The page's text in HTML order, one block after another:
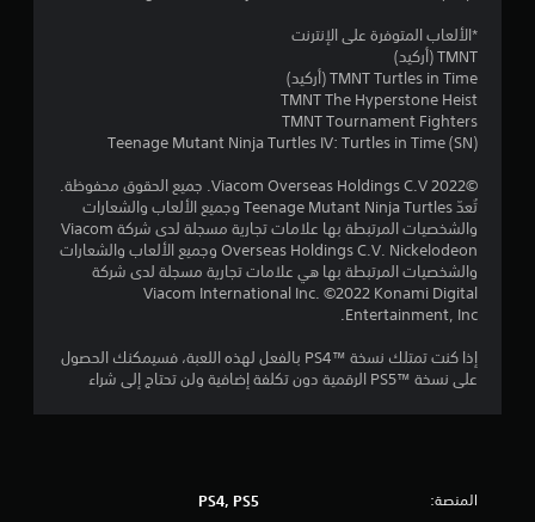
7
م
ن
ل
ت
*الألعاب المتوفرة على الإنترنت
TMNT (أركيد)
TMNT Turtles in Time (أركيد)
TMNT The Hyperstone Heist
TMNT Tournament Fighters
Teenage Mutant Ninja Turtles IV: Turtles in Time (SN)
©2022 Viacom Overseas Holdings C.V. جميع الحقوق محفوظة.
تُعدّ Teenage Mutant Ninja Turtles وجميع الألعاب والشعارات
والشخصيات المرتبطة بها علامات تجارية مسجلة لدى شركة Viacom
Overseas Holdings C.V. Nickelodeon وجميع الألعاب والشعارات
والشخصيات المرتبطة بها هي علامات تجارية مسجلة لدى شركة
Viacom International Inc. ©2022 Konami Digital
Entertainment, Inc.
إذا كنت تمتلك نسخة PS4™‎ بالفعل لهذه اللعبة، فسيمكنك الحصول
على نسخة PS5™‎ الرقمية دون تكلفة إضافية ولن تحتاج إلى شراء
المنصة: PS4, PS5